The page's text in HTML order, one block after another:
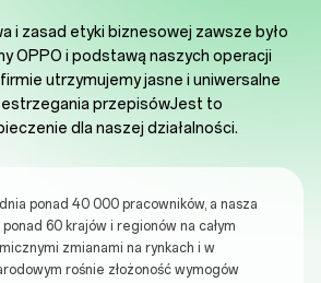
i zasad etyki biznesowej zawsze było
OPPO i podstawą naszych operacji
utrzymujemy jasne i uniwersalne
przepisówJest to
dla naszej działalności.
ponad 40 000 pracowników, a nasza
60 krajów i regionów na całym
zmianami na rynkach i w
rośnie złożoność wymogów